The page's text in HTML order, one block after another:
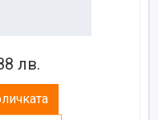
лв.